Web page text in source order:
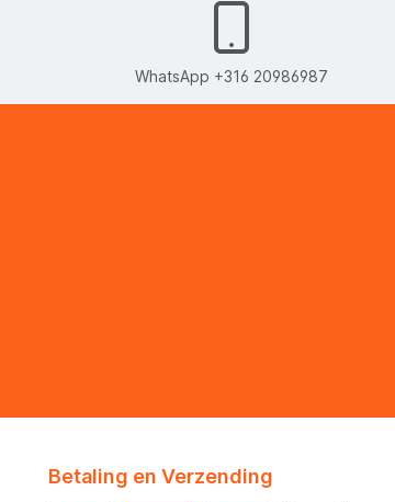
WhatsApp +316 20986987
Betaling en Verzending